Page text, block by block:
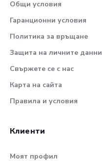
Общи условия
Гаранционни условия
Политика за връщане
Защита на личните данни
Свържете се с нас
Карта на сайта
Правила и условия
Клиенти
Моят профил